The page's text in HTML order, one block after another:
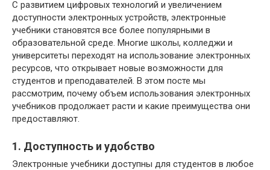
С развитием цифровых технологий и увеличением
доступности электронных устройств, электронные
учебники становятся все более популярными в
образовательной среде. Многие школы, колледжи и
университеты переходят на использование электронных
ресурсов, что открывает новые возможности для
студентов и преподавателей. В этом посте мы
рассмотрим, почему объем использования электронных
учебников продолжает расти и какие преимущества они
предоставляют.
1. Доступность и удобство
Электронные учебники доступны для студентов в любое